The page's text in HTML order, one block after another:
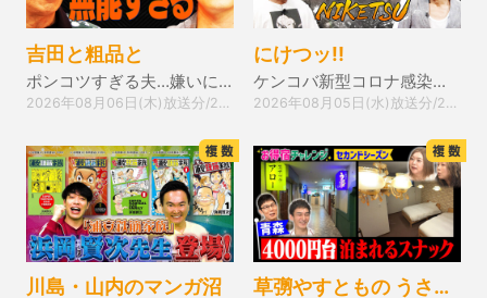
吉田と粗品と
ポンコツすぎる夫…嫌いにならないためには？
にけつッ!!
ケンコバ新型コロナ感染！前代未聞の後遺症とは…！？
川島・山内のマンガ沼 草彅やすともの うさぎとかめ